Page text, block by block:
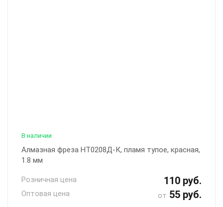
В наличии
Алмазная фреза НТ0208Д-К, пламя тупое, красная,
1.8 мм
Розничная цена 110 руб.
Оптовая цена от 55 руб.